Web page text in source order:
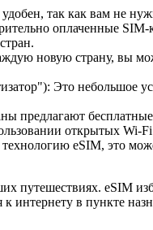
так как вам не
оплаченные
новую страну, вы
Это небольшое
предлагают
открытых Wi-
eSIM, это
путешествиях. eSIM
интернету в пункте